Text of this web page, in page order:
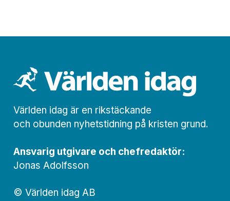
Världen idag är en rikstäckande
och obunden nyhets­­­tidning på kristen grund.
Ansvarig utgivare och chef­redaktör:
Jonas Adolfsson
© Världen idag AB